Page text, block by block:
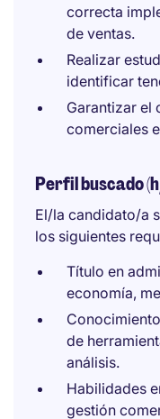
correcta
de ventas.
Realizar
identificar
Garantizar el
comerciales
Perfil buscado
El/la candidato/a
los siguientes
Título en
economía,
de
análisis.
Habilidades
gestión